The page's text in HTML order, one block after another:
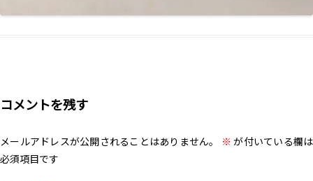
コメントを残す
メールアドレスが公開されることはありません。 ※ が付いている欄は
必須項目です